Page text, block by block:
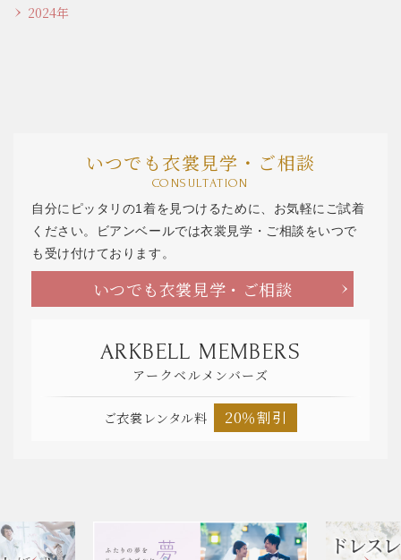
2024年
いつでも衣裳見学・ご相談
CONSULTATION
自分にピッタリの1着を見つけるために、お気軽にご試着
ください。ビアンベールでは衣裳見学・ご相談をいつで
も受け付けております。
いつでも衣裳見学・ご相談
ARKBELL MEMBERS
アークベルメンバーズ
ご衣裳レンタル料 20％割引